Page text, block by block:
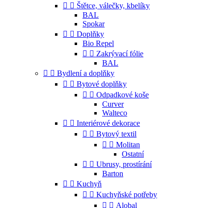
  Štětce, válečky, kbelíky
BAL
Spokar
  Doplňky
Bio Repel
  Zakrývací fólie
BAL
  Bydlení a doplňky
  Bytové doplňky
  Odpadkové koše
Curver
Walteco
  Interiérové dekorace
  Bytový textil
  Molitan
Ostatní
  Ubrusy, prostírání
Barton
  Kuchyň
  Kuchyňské potřeby
  Alobal